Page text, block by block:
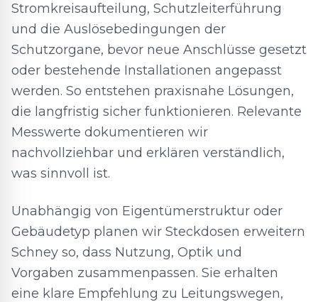
Stromkreisaufteilung, Schutzleiterführung
und die Auslösebedingungen der
Schutzorgane, bevor neue Anschlüsse gesetzt
oder bestehende Installationen angepasst
werden. So entstehen praxisnahe Lösungen,
die langfristig sicher funktionieren. Relevante
Messwerte dokumentieren wir
nachvollziehbar und erklären verständlich,
was sinnvoll ist.
Unabhängig von Eigentümerstruktur oder
Gebäudetyp planen wir Steckdosen erweitern
Schney so, dass Nutzung, Optik und
Vorgaben zusammenpassen. Sie erhalten
eine klare Empfehlung zu Leitungswegen,